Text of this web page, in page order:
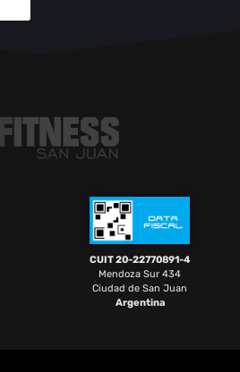
CUIT 20-22770891-4
Mendoza Sur 434
Ciudad de San Juan
Argentina